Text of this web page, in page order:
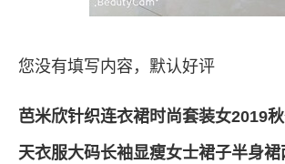
您没有填写内容，默认好评
芭米欣针织连衣裙时尚套装女2019
天衣服大码长袖显瘦女士裙子半身